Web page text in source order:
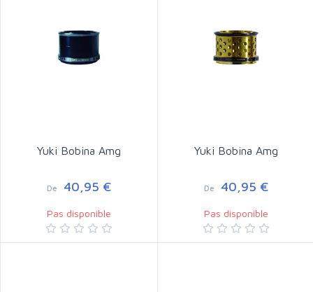
Yuki Bobina Amg
De 40,95 €
Pas disponible
Yuki Bobina Amg
De 40,95 €
Pas disponible